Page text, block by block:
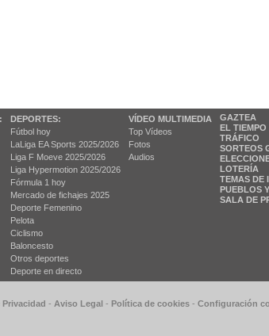
DEPORTES:
Fútbol hoy
LaLiga EA Sports 2025/2026
Liga F Moeve 2025/2026
Liga Hypermotion 2025/2026
Fórmula 1 hoy
Mercado de fichajes 2025
Deporte Femenino
Pelota
Ciclismo
Baloncesto
Otros deportes
Deporte en directo
VÍDEO MULTIMEDIA
Top Vídeos
Fotos
Audios
GAZTEA
EL TIEMPO
TRÁFICO
SORTEOS
LOTERÍA
TEMAS DE
PUEBLOS
SALA DE
Privacidad - Aviso Legal - Política de cookies - Configuración